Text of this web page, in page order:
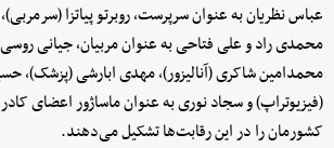
عباس نظریان به عنوان سرپرست، روبرتو پیاتزا
محمدی راد ‌و علی فتاحی به عنوان مربیان، جیانی
محمدامین شاکری (آنالیزور)، مهدی ابارشی (پزشک)،
(فیزیوتراپ) و سجاد نوری به عنوان ماساژور اعضای
کشورمان را در این رقابت‌ها تشکیل می‌دهند.